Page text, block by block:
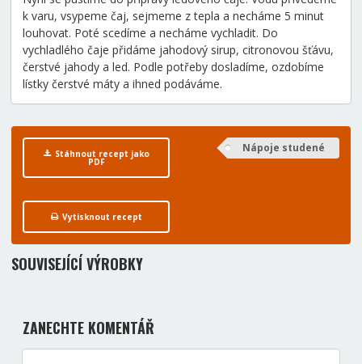
k varu, vsypeme čaj, sejmeme z tepla a necháme 5 minut
louhovat. Poté scedíme a necháme vychladit. Do
vychladlého čaje přidáme jahodový sirup, citronovou šťávu,
čerstvé jahody a led. Podle potřeby dosladíme, ozdobíme
lístky čerstvé máty a ihned podáváme.
Stáhnout recept jako
PDF
Vytisknout recept
Nápoje studené
SOUVISEJÍCÍ VÝROBKY
ZANECHTE KOMENTÁŘ